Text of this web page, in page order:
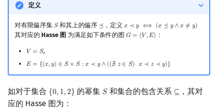
定义
对有限偏序集 𝑆
S和其上的偏序 ⪯
⪯ ，定义 𝑥 ≺ 𝑦 ⟺ (𝑥 ⪯ 𝑦 ∧𝑥 ≠ 𝑦)
x≺y ⟺(x⪯ y∧ x≠ y)
其对应的 Hasse 图 为满足如下条件的图 𝐺 = ⟨𝑉 ,𝐸⟩
G= ⟨V E⟩ ：
𝑉 = 𝑆
V= S ,
𝐸 = {(𝑥,𝑦) ∈ 𝑆 × 𝑆 : 𝑥 ≺ 𝑦 ∧ ((∄ 𝑧 ∈ 𝑆) 𝑥 ≺ 𝑧 ≺ 𝑦)}
E= {(x ,y)∈ S× S:x ≺ y∧(( ∄ z ∈S) x ≺z≺y )}
如对于集合 {0,1,2}
{0,1 ,2} 的幂集 𝑆
S和集合的包含关系 ⊆
⊆ ，其对
应的 Hasse 图为：